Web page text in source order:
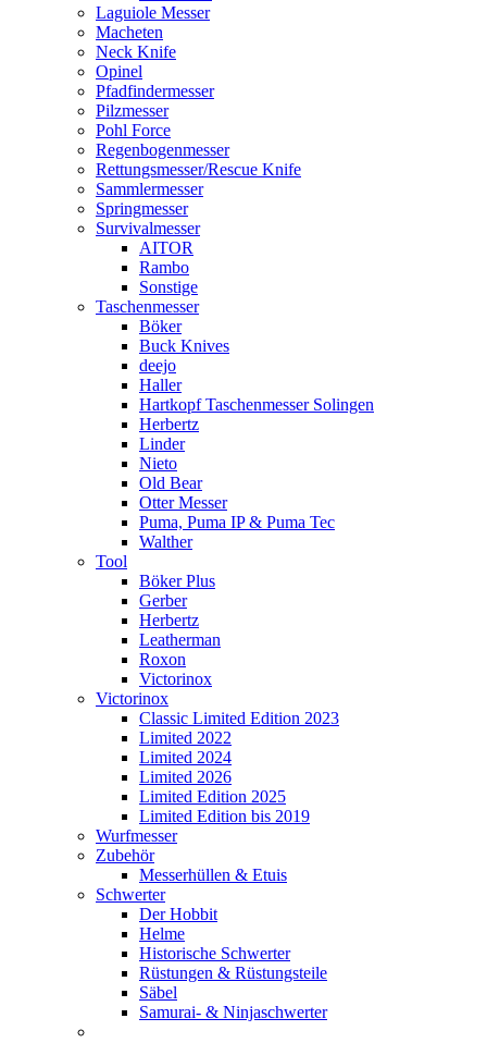
Laguiole Messer
Macheten
Neck Knife
Opinel
Pfadfindermesser
Pilzmesser
Pohl Force
Regenbogenmesser
Rettungsmesser/Rescue Knife
Sammlermesser
Springmesser
Survivalmesser
AITOR
Rambo
Sonstige
Taschenmesser
Böker
Buck Knives
deejo
Haller
Hartkopf Taschenmesser Solingen
Herbertz
Linder
Nieto
Old Bear
Otter Messer
Puma, Puma IP & Puma Tec
Walther
Tool
Böker Plus
Gerber
Herbertz
Leatherman
Roxon
Victorinox
Victorinox
Classic Limited Edition 2023
Limited 2022
Limited 2024
Limited 2026
Limited Edition 2025
Limited Edition bis 2019
Wurfmesser
Zubehör
Messerhüllen & Etuis
Schwerter
Der Hobbit
Helme
Historische Schwerter
Rüstungen & Rüstungsteile
Säbel
Samurai- & Ninjaschwerter